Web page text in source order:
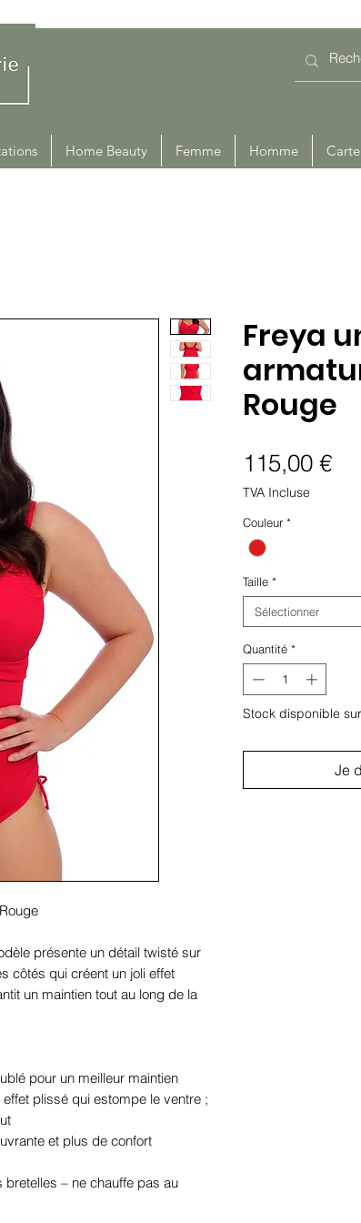
Home Beauty Femme Homme
présente un détail twisté sur
côtés qui créent un joli effet
un maintien tout au long de la
pour un meilleur maintien
plissé qui estompe le ventre ;
et plus de confort
– ne chauffe pas au
Freya
Rouge
115,00 €Prix
TVA Incluse
Couleur *
Taille *
Sélectionner
Quantité *
Stock disponible
Je